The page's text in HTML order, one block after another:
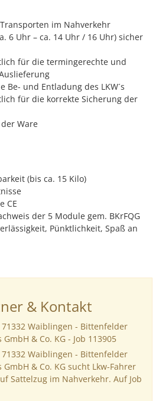
im Nahverkehr
6 Uhr – ca. 14 Uhr / 16 Uhr) sicher
für die termingerechte und
Be- und Entladung des LKW´s
für die korrekte Sicherung der
Ware
(bis ca. 15 Kilo)
CE
der 5 Module gem. BKrFQG
Pünktlichkeit, Spaß an
& Kontakt
Waiblingen - Bittenfelder
& Co. KG - Job 113905
Waiblingen - Bittenfelder
& Co. KG sucht Lkw-Fahrer
Sattelzug im Nahverkehr. Auf Job